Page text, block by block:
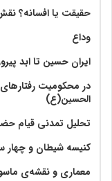
حقیقت یا افسانه؟‌
وداع
ایران حسین تا ابد
در محکومیت رفتارهای
الحسین(ع)
تحلیل تمدنی قیام
کنیسه شیطان و چهار
معماری و نقشه‌ی